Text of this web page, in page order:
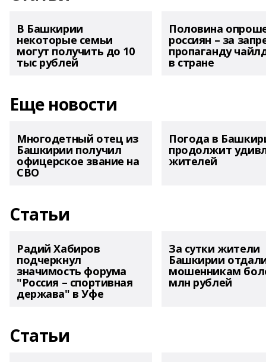
В Башкирии
некоторые семьи
могут получить до 10
тыс рублей
Половина
россиян – за
пропаганду
в стране
Еще новости
Многодетный отец из
Башкирии получил
офицерское звание на
СВО
Погода в
продолжит
жителей
Статьи
Радий Хабиров
подчеркнул
значимость форума
"Россия – спортивная
держава" в Уфе
За сутки жители
Башкирии
мошенникам
млн рублей
Статьи